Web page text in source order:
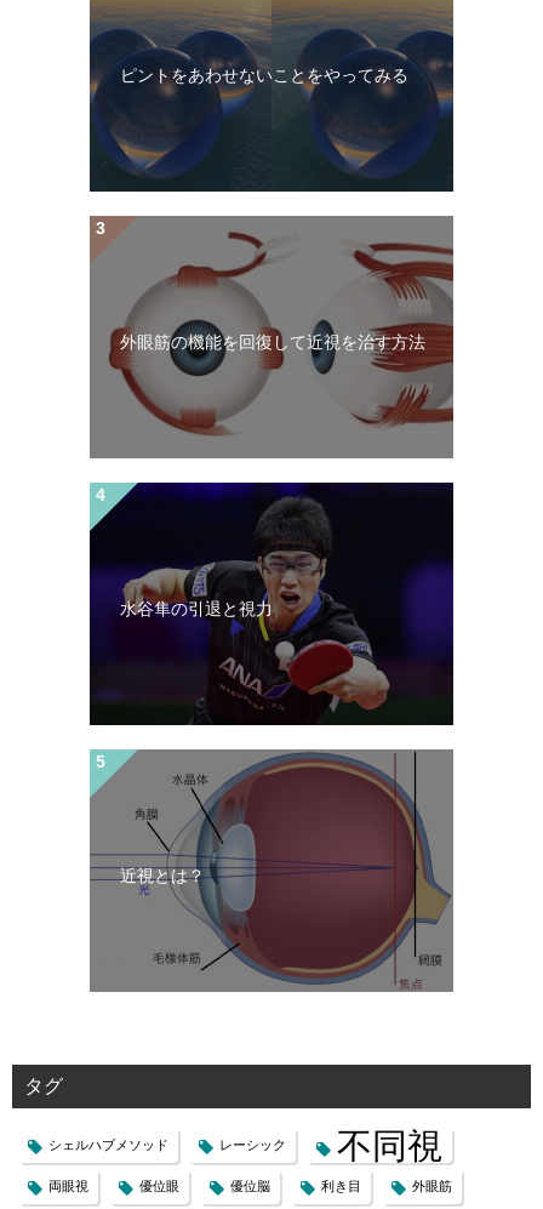
ピントをあわせないことをやってみる
外眼筋の機能を回復して近視を治す方法
水谷隼の引退と視力
近視とは？
タグ
シェルハブメソッド レーシック 不同視
両眼視 優位眼 優位脳 利き目 外眼筋